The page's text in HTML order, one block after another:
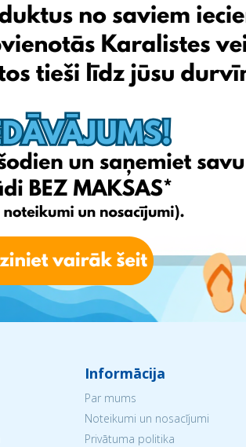
Informācija
Par mums
Noteikumi un nosacījumi
Privātuma politika